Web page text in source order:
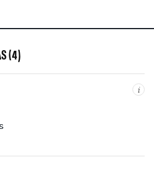
(4)
i